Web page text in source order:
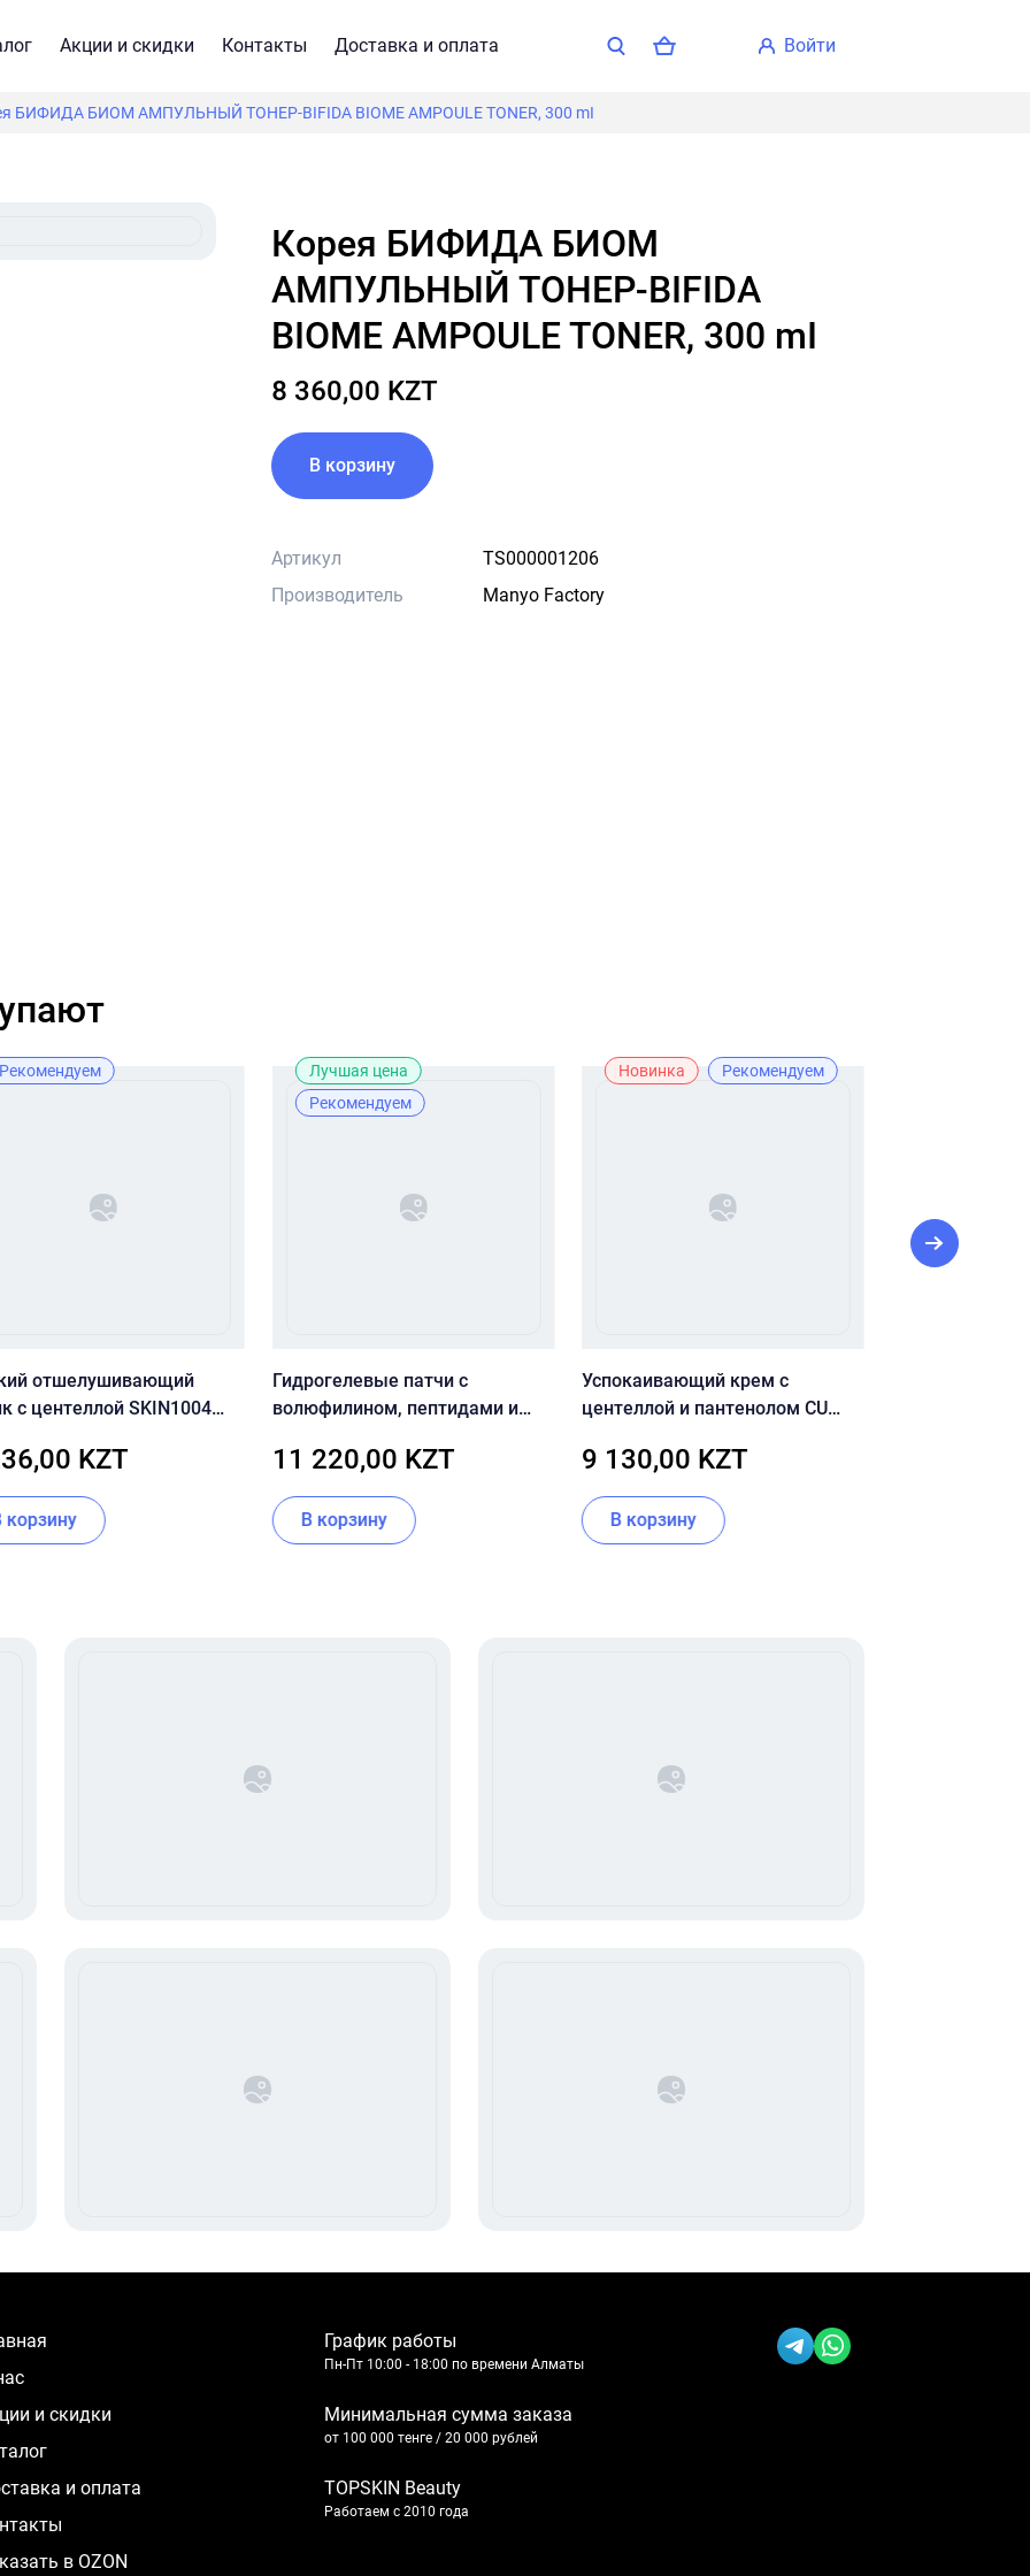
Акции и скидки Контакты Доставка и оплата войти
БИФИДА БИОМ АМПУЛЬНЫЙ ТОНЕР-BIFIDA BIOME AMPOULE TONER, 300 mI
Корея БИФИДА БИОМ
АМПУЛЬНЫЙ ТОНЕР-BIFIDA
BIOME AMPOULE TONER, 300 mI
8 360,00 KZT
В корзину
Артикул
TS000001206
Производитель
Manyo Factory
Рекомендуем
отшелушивающий
с центеллой SKIN1004
KZT
В корзину
Лучшая цена
Рекомендуем
Гидрогелевые патчи с
волюфилином, пептидами и
U Hydro Gel Eye Patch
11 220,00 KZT
В корзину
Новинка Рекомендуем
Успокаивающий крем с
центеллой и пантенолом CU
Madeca Cream 70 мл
9 130,00 KZT
В корзину
нас
и скидки
и оплата
в OZON
График работы
Пн-Пт 10:00 - 18:00 по времени Алматы
Минимальная сумма заказа
от 100 000 тенге / 20 000 рублей
TOPSKIN Beauty
Работаем с 2010 года